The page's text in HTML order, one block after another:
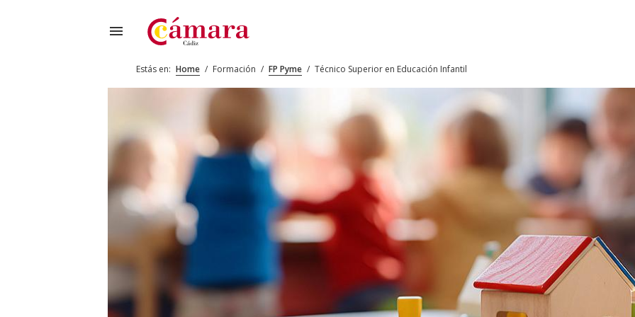
menu
Estás en: Home / Formación / FP Pyme / Técnico Superior en Educación Infantil